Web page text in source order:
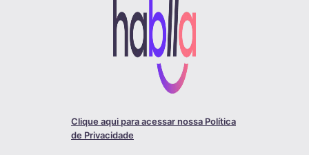
Clique aqui para acessar nossa Política
de Privacidade